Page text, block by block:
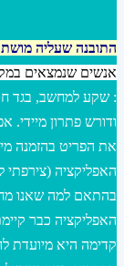
התובנה שעליה
אנשים שנמצאים
: שקע למחשב, בגד
את הפריט בהזמנה
האפליקציה (צירפתי
בהתאם למה שאנו
האפליקציה כבר
קדימה היא מיועדת